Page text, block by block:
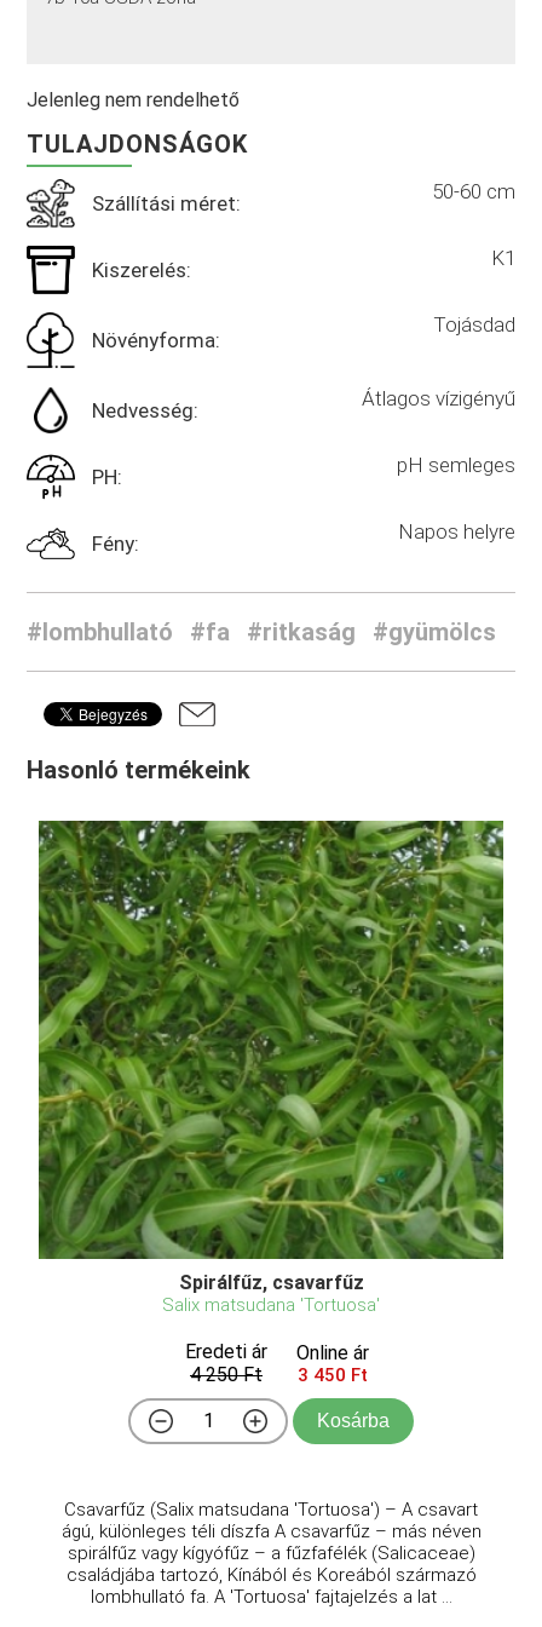
Jelenleg nem rendelhető
TULAJDONSÁGOK
Szállítási méret: 50-60 cm
Kiszerelés: K1
Növényforma:
Tojásdad
Nedvesség: Átlagos vízigényű
PH: pH semleges
Fény: Napos helyre
#lombhullató #fa #ritkaság #gyümölcs
Hasonló termékeink
Spirálfűz, csavarfűz
Salix matsudana 'Tortuosa'
Eredeti ár
4 250 Ft
Online ár
3 450 Ft
Kosárba
Csavarfűz (Salix matsudana 'Tortuosa') – A csavart
ágú, különleges téli díszfa A csavarfűz – más néven
spirálfűz vagy kígyófűz – a fűzfafélék (Salicaceae)
családjába tartozó, Kínából és Koreából származó
lombhullató fa. A 'Tortuosa' fajtajelzés a lat ...